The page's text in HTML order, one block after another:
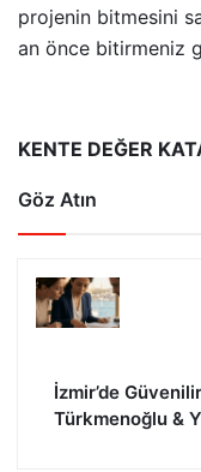
projenin bitmesini
an önce bitirmeniz
KENTE DEĞER
Göz Atın
İzmir’de
Türkmenoğlu &